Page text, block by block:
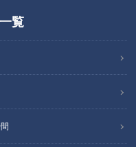
覧
しめるコスパ
る